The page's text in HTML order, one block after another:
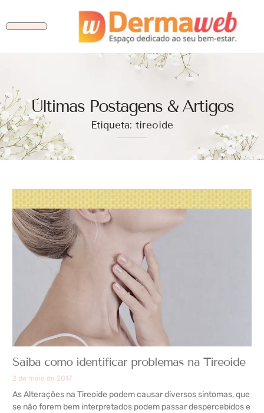
Ùltimas Postagens & Artigos
Etiqueta: tireoide
Saiba como identificar problemas na Tireoide
2 de maio de 2017
As Alterações na Tireoide podem causar diversos sintomas, que
se não forem bem interpretados podem passar despercebidos e